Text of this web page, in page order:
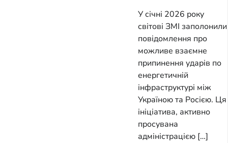
У січні 2026 року
світові ЗМІ заполонили
повідомлення про
можливе взаємне
припинення ударів по
енергетичній
інфраструктурі між
Україною та Росією. Ця
ініціатива, активно
просувана
адміністрацією […]